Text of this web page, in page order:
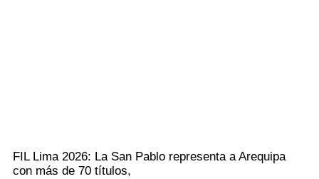
FIL Lima 2026: La San Pablo representa a Arequipa
con más de 70 títulos,